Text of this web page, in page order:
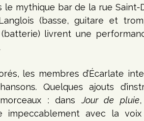
le mythique bar de la rue Saint-
(basse, guitare et
livrent une
les membres d’Écarlate
Quelques ajouts
: dans Jour de pluie
impeccablement avec la